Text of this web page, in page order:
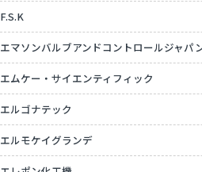
F.S.K
エマソンバルブアンドコントロールジャパ
エムケー・サイエンティフィック
エルゴナテック
エルモケイグランデ